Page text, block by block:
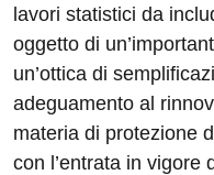
lavori statistici da
oggetto di
un’ottica di
adeguamento al
materia di protezione
con l’entrata in vigore